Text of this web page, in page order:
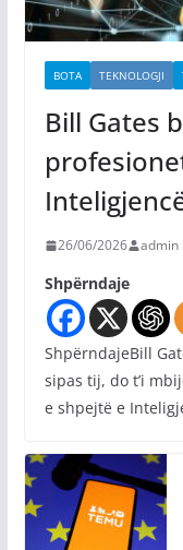
BOTA TEKNOLOGJI
Bill Gates
26/06/2026 admin
Shpërndaje
ShpërndajeBill
sipas tij, do t’i
e shpejtë e